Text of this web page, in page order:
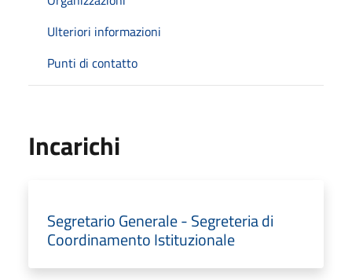
Ulteriori informazioni
Punti di contatto
Incarichi
Segretario Generale - Segreteria di
Coordinamento Istituzionale